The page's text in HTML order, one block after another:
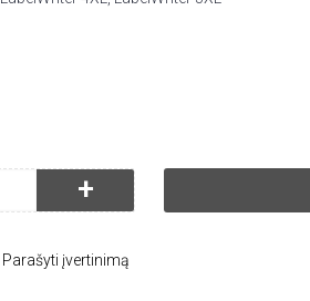
+
Parašyti įvertinimą